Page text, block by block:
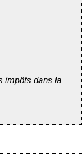
impôts dans la